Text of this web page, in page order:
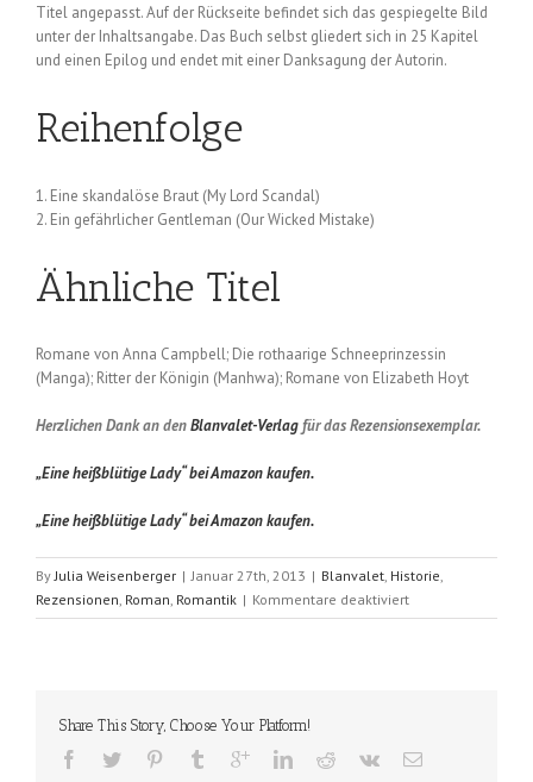
Titel angepasst. Auf der Rückseite befindet sich das gespiegelte Bild
unter der Inhaltsangabe. Das Buch selbst gliedert sich in 25 Kapitel
und einen Epilog und endet mit einer Danksagung der Autorin.
Reihenfolge
1. Eine skandalöse Braut (My Lord Scandal)
2. Ein gefährlicher Gentleman (Our Wicked Mistake)
Ähnliche Titel
Romane von Anna Campbell; Die rothaarige Schneeprinzessin
(Manga); Ritter der Königin (Manhwa); Romane von Elizabeth Hoyt
Herzlichen Dank an denBlanvalet-Verlagfür das Rezensionsexemplar.
„Eine heißblütige Lady“ bei Amazon kaufen.
„Eine heißblütige Lady“ bei Amazon kaufen.
ByJulia Weisenberger | Januar 27th, 2013 | Blanvalet, Historie,
Rezensionen, Roman, Romantik | Kommentare deaktiviertfür
Eine
3
Share This Story, Choose Your Platform!